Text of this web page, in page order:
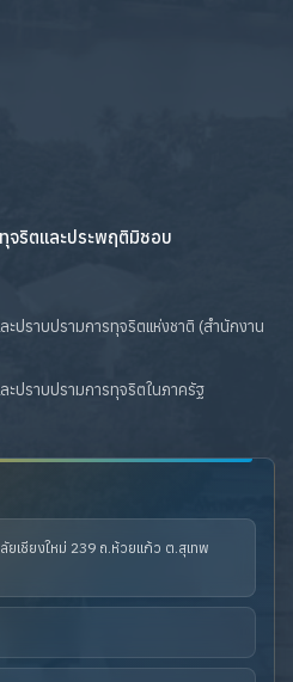
จริตและประพฤติมิชอบ
ปราบปรามการทุจริตแห่งชาติ (สำนักงาน
ปราบปรามการทุจริตในภาครัฐ
เชียงใหม่ 239 ถ.ห้วยแก้ว ต.สุเทพ